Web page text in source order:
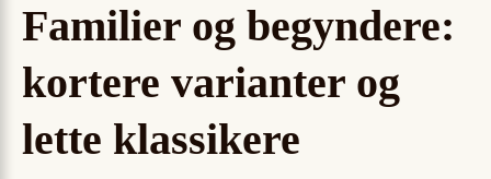
Familier og begyndere:
kortere varianter og
lette klassikere